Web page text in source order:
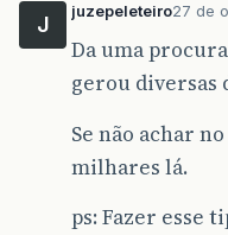
J
juzepeleteiro27 de
Da uma
gerou diversas
Se não achar
milhares lá.
ps: Fazer esse